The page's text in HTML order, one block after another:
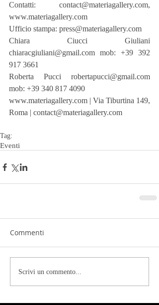
Contatti: contact@materiagallery.com,
www.materiagallery.com
Ufficio stampa: press@materiagallery.com
Chiara Ciucci Giuliani
chiaracgiuliani@gmail.com mob: +39 392
917 3661
Roberta Pucci robertapucci@gmail.com
mob: +39 340 817 4090
www.materiagallery.com | Via Tiburtina 149,
Roma | contact@materiagallery.com
Tag:
Eventi
Commenti
Scrivi un commento...